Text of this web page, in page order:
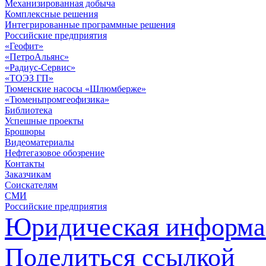
Механизированная добыча
Комплексные решения
Интегрированные программные решения
Российские предприятия
«Геофит»
«ПетроАльянс»
«Радиус-Сервис»
«ТОЭЗ ГП»
Тюменские насосы «Шлюмберже»
«Тюменьпромгеофизика»
Библиотека
Успешные проекты
Брошюры
Видеоматериалы
Нефтегазовое обозрение
Контакты
Заказчикам
Соискателям
СМИ
Российские предприятия
Юридическая
Поделиться ссылкой